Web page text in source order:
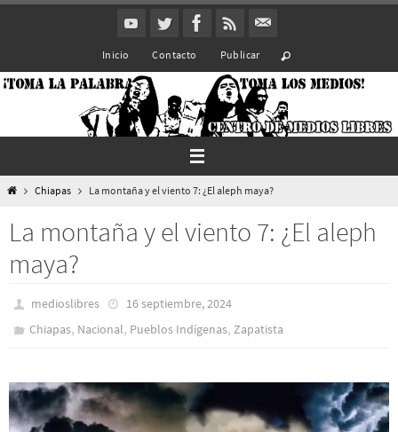
Inicio Contacto Publicar
InicioChiapas La montaña y el viento 7: ¿El aleph maya?
La montaña y el viento 7: ¿El aleph
maya?
medioslibres
16 septiembre, 2024
Chiapas, Nacional, Pueblos Indí­genas, Zapatista